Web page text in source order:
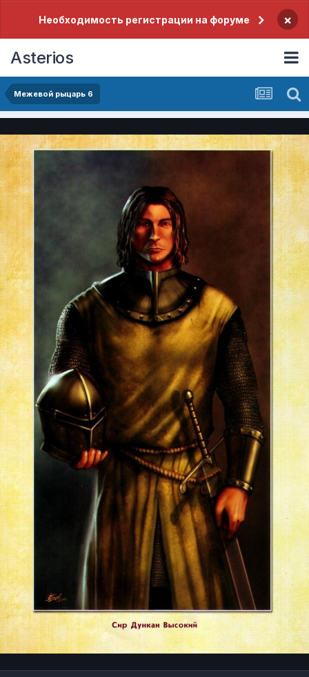
Необходимость регистрации на форуме ×
Asterios
Межевой рыцарь 6
Инструменты